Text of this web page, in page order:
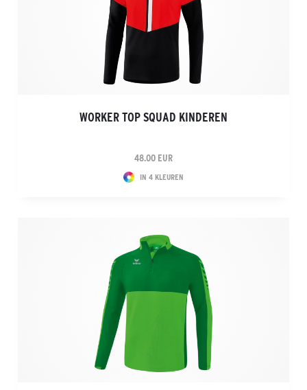
WORKER TOP SQUAD KINDEREN
48.00 EUR
IN 4 KLEUREN